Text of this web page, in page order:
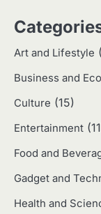
Art and Lifestyle
Business and
Culture (15)
Entertainment
Food and
Gadget and
Health and
4